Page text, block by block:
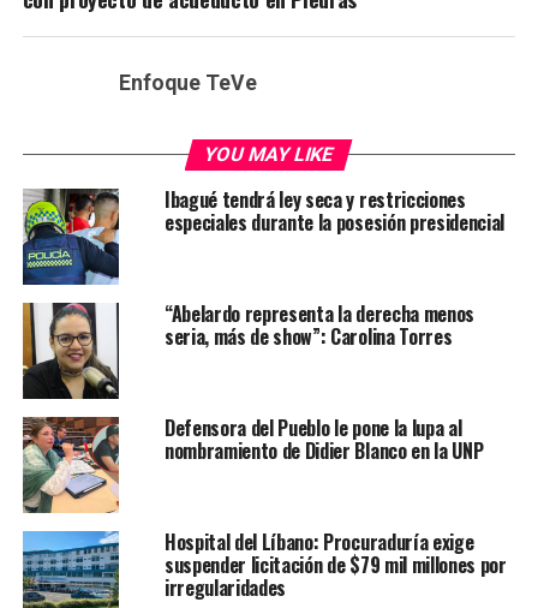
Enfoque TeVe
YOU MAY LIKE
Ibagué tendrá ley seca y restricciones
especiales durante la posesión presidencial
“Abelardo representa la derecha menos
seria, más de show”: Carolina Torres
Defensora del Pueblo le pone la lupa al
nombramiento de Didier Blanco en la UNP
Hospital del Líbano: Procuraduría exige
suspender licitación de $79 mil millones por
irregularidades